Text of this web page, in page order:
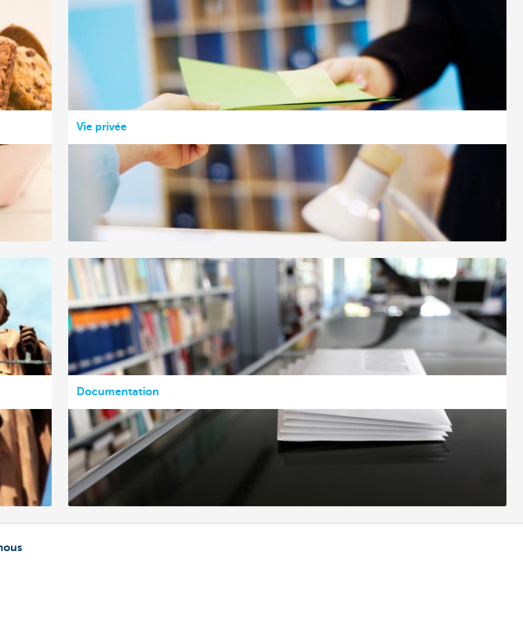
Vie privée
Documentation